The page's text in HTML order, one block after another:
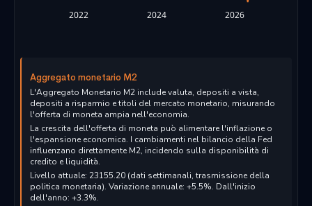
2022 2024 2026
Aggregato monetario M2
L'Aggregato Monetario M2 include valuta, depositi a vista,
depositi a risparmio e titoli del mercato monetario, misurando
l'offerta di moneta ampia nell'economia.
La crescita dell'offerta di moneta può alimentare l'inflazione o
l'espansione economica. I cambiamenti nel bilancio della Fed
influenzano direttamente M2, incidendo sulla disponibilità di
credito e liquidità.
Livello attuale: 23155.20 (dati settimanali, trasmissione della
politica monetaria). Variazione annuale: +5.5%. Dall'inizio
dell'anno: +3.3%.